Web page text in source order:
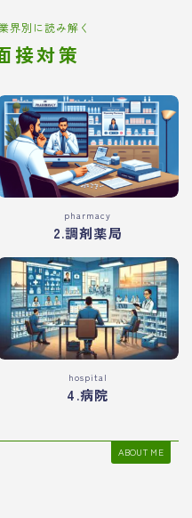
界別に読み解く
接対策
pharmacy
2.調剤薬局
hospital
4.病院
ABOUT ME